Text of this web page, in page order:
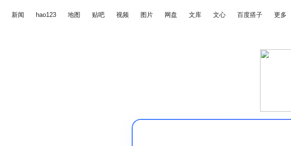
新闻 hao123 地图 贴吧 视频 图片 网盘 文库 文心 百度搭子 更多